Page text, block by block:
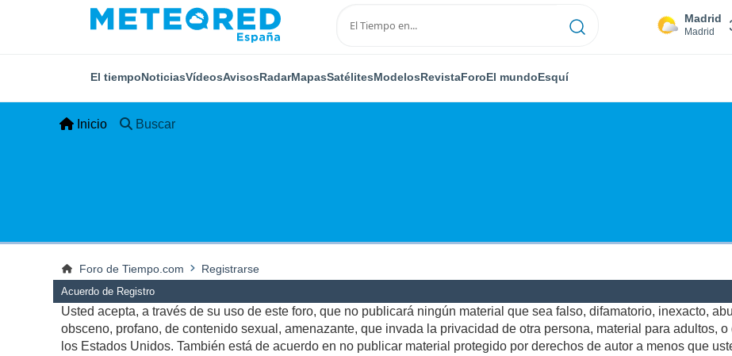
Madrid
Madrid
El tiempoNoticiasVídeosAvisosRadarMapasSatélitesModelosRevistaForoEl mundoEsquí
Inicio Buscar
Foro de Tiempo.com Registrarse
Acuerdo de Registro
Usted acepta, a través de su uso de este foro, que no publicará ningún material que sea falso, difamatorio, inexacto,
obsceno, profano, de contenido sexual, amenazante, que invada la privacidad de otra persona, material para adultos,
los Estados Unidos. También está de acuerdo en no publicar material protegido por derechos de autor a menos que